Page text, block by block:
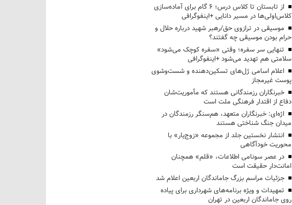
از تابستان تا کلاس درس؛ ۶ گام برای آماده‌سازی
کلاس‌اولی‌ها در مسیر دانایی +اینفوگرافی
موسیقی در ترازوی حق/رهبر شهید درباره حلال و
حرام بودن موسیقی چه گفتند؟
تنهایی سر سفره؛ وقتی «سفره کوچک می‌شود»
سلامتی هم تهدید می‌شود +اینفوگرافی
اعلام اسامی ژل‌های تسکین‌دهنده و شست‌وشوی
پوست غیرمجاز
خبرنگاران رزمندگانی هستند که مأموریت‌شان
دفاع از اقتدار فرهنگی ملت است
اژه‌ای: خبرنگاران متعهد، هم‌سنگر رزمندگان در
میدان جنگ شناختی هستند
انتشار نخستین جلد از مجموعه «زوج‌یار» با
محوریت خودآگاهی
در عصر سونامی اطلاعات، «قلم» همچنان
امانت‌دار حقیقت است
جزئیات مراسم بزرگ جاماندگان اربعین اعلام شد
تمهیدات و ویژه برنامه‌های شهرداری برای پیاده
روی جاماندگان اربعین در تهران